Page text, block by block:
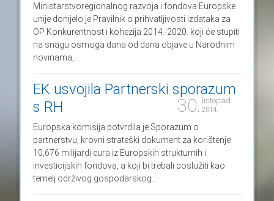
Ministarstvoregionalnog razvoja i fondova Europske
unije donijelo je Pravilnik o prihvatljivosti izdataka za
OP Konkurentnost i kohezija 2014.-2020. koji će stupiti
na snagu osmoga dana od dana objave u Narodnim
novinama,...
30. listopad
2014.
EK usvojila Partnerski sporazum
s RH
Europska komisija potvrdila je Sporazum o
partnerstvu, krovni strateški dokument za korištenje
10,676 milijardi eura iz Europskih strukturnih i
investicijskih fondova, a koji bi trebali poslužiti kao
temelj održivog gospodarskog...